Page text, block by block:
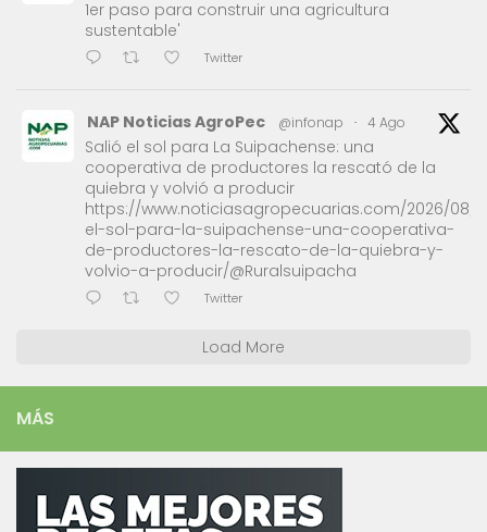
1er paso para construir una agricultura
sustentable'
Twitter
NAP Noticias AgroPec @infonap · 4 Ago
Salió el sol para La Suipachense: una
cooperativa de productores la rescató de la
quiebra y volvió a producir
https://www.noticiasagropecuarias.com/2026/08/
el-sol-para-la-suipachense-una-cooperativa-
de-productores-la-rescato-de-la-quiebra-y-
volvio-a-producir/@Ruralsuipacha
Twitter
Load More
MÁS